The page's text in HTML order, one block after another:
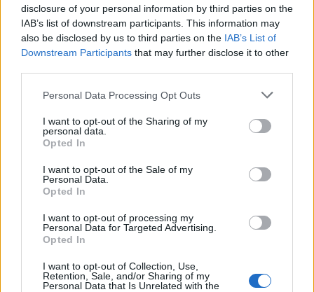
disclosure of your personal information by third parties on the
IAB’s list of downstream participants. This information may
also be disclosed by us to third parties on the IAB’s List of
Downstream Participants that may further disclose it to other
Personal Data Processing Opt Outs
I want to opt-out of the Sharing of my
personal data.
Opted In
I want to opt-out of the Sale of my
Personal Data.
Opted In
I want to opt-out of processing my
Personal Data for Targeted Advertising.
Opted In
I want to opt-out of Collection, Use,
Retention, Sale, and/or Sharing of my
Personal Data that Is Unrelated with the
PDF (Lazarus)
PUSL (D. Voiculescu)
PNȚCD (Pavelescu)
PNCR (Terheș)
Partidul Patrioților (Surugiu)
România pe Primul Loc (Ponta)
Arhiva sondajelor